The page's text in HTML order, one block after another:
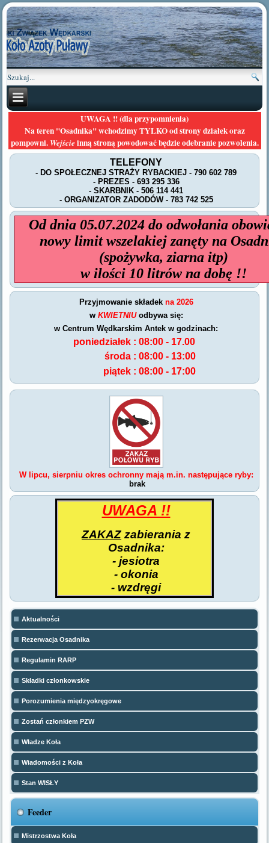
UWAGA !! (dla przypomnienia)
Na teren "Osadnika" wchodzimy TYLKO od strony działek oraz
pompowni. Wejścieinną stroną powodować będzie odebranie pozwolenia.
TELEFONY
- DO SPOŁECZNEJ STRAŻY RYBACKIEJ - 790 602 789
- PREZES - 693 295 336
- SKARBNIK - 506 114 441
- ORGANIZATOR ZADODÓW - 783 742 525
Od dnia 05.07.2024 do odwołania
nowy limit wszelakiej zanęty na
(spożywka, ziarna itp)
w ilości 10 litrów na dobę !!
Przyjmowanie składek na 2026
w KWIETNIUodbywa się:
w Centrum Wędkarskim Antek w godzinach:
poniedziałek : 08:00 - 17.00
środa : 08:00 - 13:00
piątek : 08:00 - 17:00
W lipcu, sierpniu okres ochronny mają m.in. następujące ryby:
brak
UWAGA !!
ZAKAZzabierania z
Osadnika:
- jesiotra
- okonia
- wzdręgi
Aktualności
Rezerwacja Osadnika
Regulamin RARP
Składki członkowskie
Porozumienia międzyokręgowe
Zostań członkiem PZW
Władze Koła
Wiadomości z Koła
Stan WISŁY
Feeder
Mistrzostwa Koła